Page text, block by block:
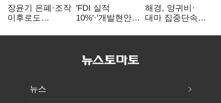
장윤기 은폐·조작
이후로도
내부비위…경찰
'FDI 실적
10%'·'개발현안
인천경제청장
해경, 양귀비·
대마 집중단속…
249명 검거
뉴스